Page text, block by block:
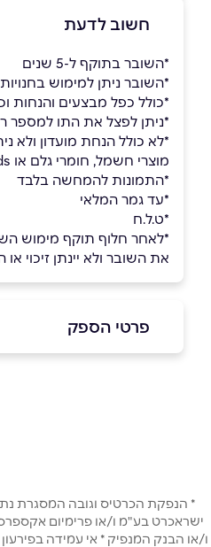
חשוב לדעת
*השובר בתוקף ל-5 שנים
*השובר ניתן למימוש
*כולל כפל מבצעים והנחות
*ניתן לפצל את התו למספר
*לא כולל הנחת מועדון ולא
מוצרי חשמל, חומרי גלם או Gift Cards
​​​​*התמונות להמחשה בלבד
*עד גמר המלאי
*ט.ל.ח
*לאחר חלוף תוקף מימוש
את השובר ולא יינתן זיכוי או
פרטי הספק
טלפון*
* הנפקת הכרטיס וגובה המסגרת
ישראכרט בע"מ ו/או פרימיום
ו/או הבנק המנפיק * אי עמידה